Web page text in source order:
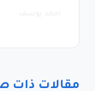
مقالات ذات